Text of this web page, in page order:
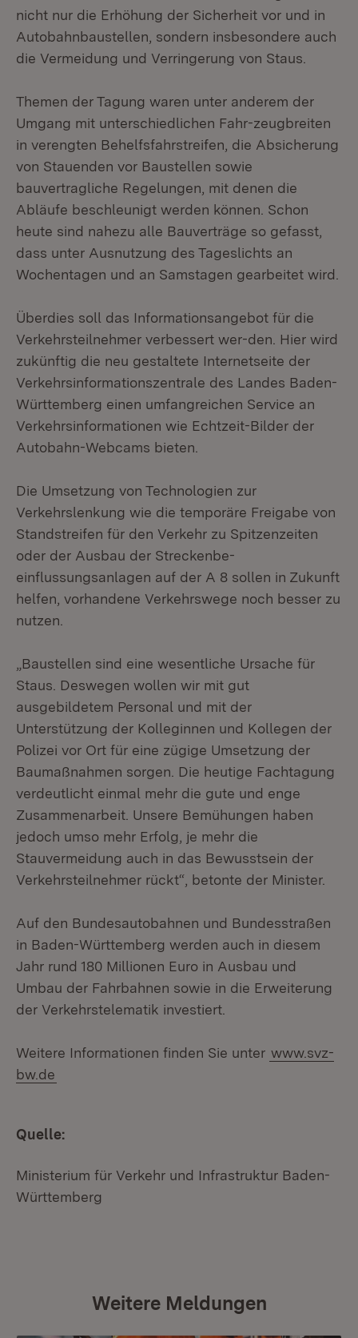
nicht nur die Erhöhung der Sicherheit vor und in
Autobahnbaustellen, sondern insbesondere auch
die Vermeidung und Verringerung von Staus.
Themen der Tagung waren unter anderem der
Umgang mit unterschiedlichen Fahr-zeugbreiten
in verengten Behelfsfahrstreifen, die Absicherung
von Stauenden vor Baustellen sowie
bauvertragliche Regelungen, mit denen die
Abläufe beschleunigt werden können. Schon
heute sind nahezu alle Bauverträge so gefasst,
dass unter Ausnutzung des Tageslichts an
Wochentagen und an Samstagen gearbeitet wird.
Überdies soll das Informationsangebot für die
Verkehrsteilnehmer verbessert wer-den. Hier wird
zukünftig die neu gestaltete Internetseite der
Verkehrsinformationszentrale des Landes Baden-
Württemberg einen umfangreichen Service an
Verkehrsinformationen wie Echtzeit-Bilder der
Autobahn-Webcams bieten.
Die Umsetzung von Technologien zur
Verkehrslenkung wie die temporäre Freigabe von
Standstreifen für den Verkehr zu Spitzenzeiten
oder der Ausbau der Streckenbe-
einflussungsanlagen auf der A 8 sollen in Zukunft
helfen, vorhandene Verkehrswege noch besser zu
nutzen.
„Baustellen sind eine wesentliche Ursache für
Staus. Deswegen wollen wir mit gut
ausgebildetem Personal und mit der
Unterstützung der Kolleginnen und Kollegen der
Polizei vor Ort für eine zügige Umsetzung der
Baumaßnahmen sorgen. Die heutige Fachtagung
verdeutlicht einmal mehr die gute und enge
Zusammenarbeit. Unsere Bemühungen haben
jedoch umso mehr Erfolg, je mehr die
Stauvermeidung auch in das Bewusstsein der
Verkehrsteilnehmer rückt“, betonte der Minister.
Auf den Bundesautobahnen und Bundesstraßen
in Baden-Württemberg werden auch in diesem
Jahr rund 180 Millionen Euro in Ausbau und
Umbau der Fahrbahnen sowie in die Erweiterung
der Verkehrstelematik investiert.
Weitere Informationen finden Sie unter www.svz-
bw.de
Quelle:
Ministerium für Verkehr und Infrastruktur Baden-
Württemberg
Weitere Meldungen